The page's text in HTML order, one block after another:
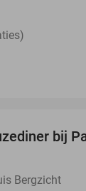
bij
Bergzicht